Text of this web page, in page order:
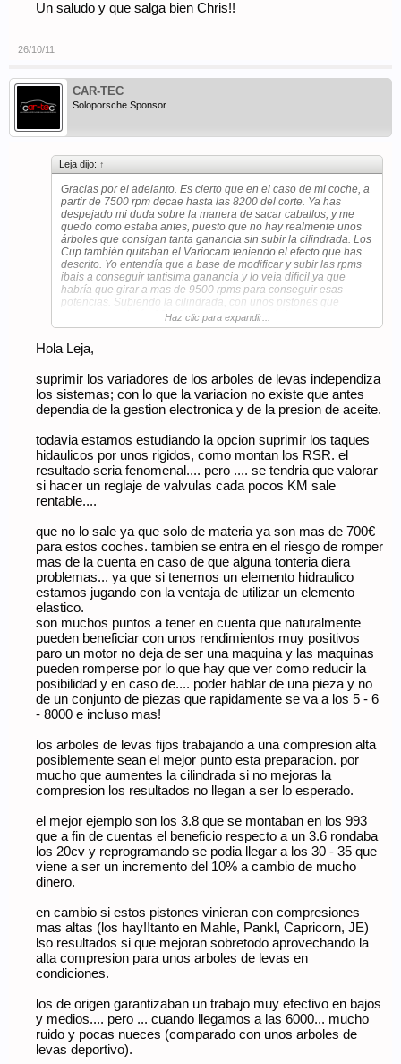
Un saludo y que salga bien Chris!!
26/10/11
CAR-TEC
Soloporsche Sponsor
Leja dijo: ↑
Gracias por el adelanto. Es cierto que en el caso de mi coche, a
partir de 7500 rpm decae hasta las 8200 del corte. Ya has
despejado mi duda sobre la manera de sacar caballos, y me
quedo como estaba antes, puesto que no hay realmente unos
árboles que consigan tanta ganancia sin subir la cilindrada. Los
Cup también quitaban el Variocam teniendo el efecto que has
descrito. Yo entendía que a base de modificar y subir las rpms
ibais a conseguir tantísima ganancia y lo veía difícil ya que
habría que girar a mas de 9500 rpms para conseguir esas
potencias. Subiendo la cilindrada, con unos pistones que
supongo rondarán 12.8:1, y una potencia máxima entorno a
8.200 rpms, me cuadra TODO.
Las curvas de potencia no salen, y salvo los RSR sigo sin ver
Gracias otra vez.
Haz clic para expandir...
Hola Leja,
suprimir los variadores de los arboles de levas independiza
los sistemas; con lo que la variacion no existe que antes
dependia de la gestion electronica y de la presion de aceite.
todavia estamos estudiando la opcion suprimir los taques
hidaulicos por unos rigidos, como montan los RSR. el
resultado seria fenomenal.... pero .... se tendria que valorar
si hacer un reglaje de valvulas cada pocos KM sale
rentable....
que no lo sale ya que solo de materia ya son mas de 700€
para estos coches. tambien se entra en el riesgo de romper
mas de la cuenta en caso de que alguna tonteria diera
problemas... ya que si tenemos un elemento hidraulico
estamos jugando con la ventaja de utilizar un elemento
elastico.
son muchos puntos a tener en cuenta que naturalmente
pueden beneficiar con unos rendimientos muy positivos
paro un motor no deja de ser una maquina y las maquinas
pueden romperse por lo que hay que ver como reducir la
posibilidad y en caso de.... poder hablar de una pieza y no
de un conjunto de piezas que rapidamente se va a los 5 - 6
- 8000 e incluso mas!
los arboles de levas fijos trabajando a una compresion alta
posiblemente sean el mejor punto esta preparacion. por
mucho que aumentes la cilindrada si no mejoras la
compresion los resultados no llegan a ser lo esperado.
el mejor ejemplo son los 3.8 que se montaban en los 993
que a fin de cuentas el beneficio respecto a un 3.6 rondaba
los 20cv y reprogramando se podia llegar a los 30 - 35 que
viene a ser un incremento del 10% a cambio de mucho
dinero.
en cambio si estos pistones vinieran con compresiones
mas altas (los hay!!tanto en Mahle, Pankl, Capricorn, JE)
lso resultados si que mejoran sobretodo aprovechando la
alta compresion para unos arboles de levas en
condiciones.
los de origen garantizaban un trabajo muy efectivo en bajos
y medios.... pero ... cuando llegamos a las 6000... mucho
ruido y pocas nueces (comparado con unos arboles de
levas deportivo).